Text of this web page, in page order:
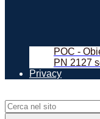
POC -
PN 2127
Privacy